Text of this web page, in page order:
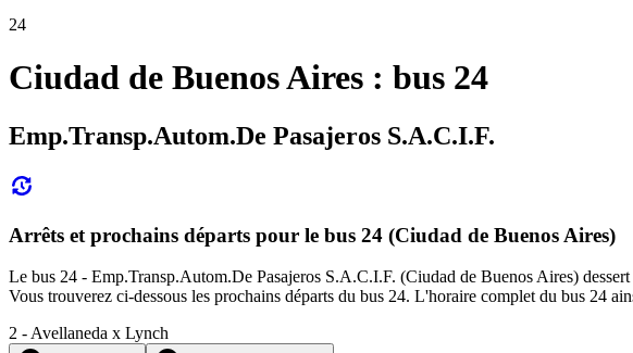
24
Ciudad de Buenos Aires : bus 24
Emp.Transp.Autom.De Pasajeros S.A.C.I.F.
Arrêts et prochains départs pour le bus 24 (Ciudad de Buenos Aires)
Le bus 24 - Emp.Transp.Autom.De Pasajeros S.A.C.I.F. (Ciudad de Buenos Aires)
Vous trouverez ci-dessous les prochains départs du bus 24. L'horaire complet du bus 24
2 - Avellaneda x Lynch